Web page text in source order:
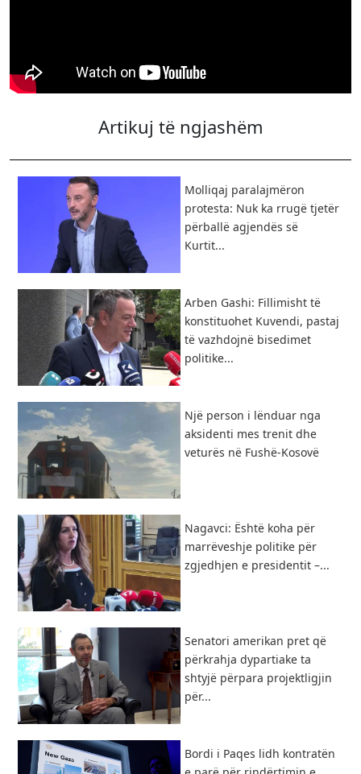
Artikuj të ngjashëm
Molliqaj paralajmëron
protesta: Nuk ka rrugë tjetër
përballë agjendës së
Kurtit...
Arben Gashi: Fillimisht të
konstituohet Kuvendi, pastaj
të vazhdojnë bisedimet
politike...
Një person i lënduar nga
aksidenti mes trenit dhe
veturës në Fushë-Kosovë
Nagavci: Është koha për
marrëveshje politike për
zgjedhjen e presidentit –...
Senatori amerikan pret që
përkrahja dypartiake ta
shtyjë përpara projektligjin
për...
Bordi i Paqes lidh kontratën